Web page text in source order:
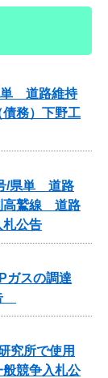
単 道路維持
務）下野工
/県単 道路
高鷲線 道路
札公告
ガスの調達
究所で使用
競争入札公